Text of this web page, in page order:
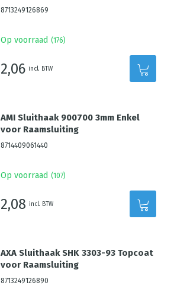
8713249126869
Op voorraad (176)
2,06 incl. BTW
AMI Sluithaak 900700 3mm Enkel
voor Raamsluiting
8714409061440
Op voorraad (107)
2,08 incl. BTW
AXA Sluithaak SHK 3303-93 Topcoat
voor Raamsluiting
8713249126890